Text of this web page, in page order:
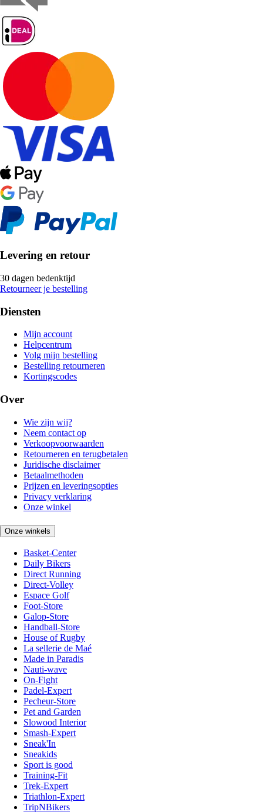
Levering en retour
30 dagen bedenktijd
Retourneer je bestelling
Diensten
Mijn account
Helpcentrum
Volg mijn bestelling
Bestelling retourneren
Kortingscodes
Over
Wie zijn wij?
Neem contact op
Verkoopvoorwaarden
Retourneren en terugbetalen
Juridische disclaimer
Betaalmethoden
Prijzen en leveringsopties
Privacy verklaring
Onze winkel
Onze winkels
Basket-Center
Daily Bikers
Direct Running
Direct-Volley
Espace Golf
Foot-Store
Galop-Store
Handball-Store
House of Rugby
La sellerie de Maé
Made in Paradis
Nauti-wave
On-Fight
Padel-Expert
Pecheur-Store
Pet and Garden
Slowood Interior
Smash-Expert
Sneak'In
Sneakids
Sport is good
Training-Fit
Trek-Expert
Triathlon-Expert
TripNBikers